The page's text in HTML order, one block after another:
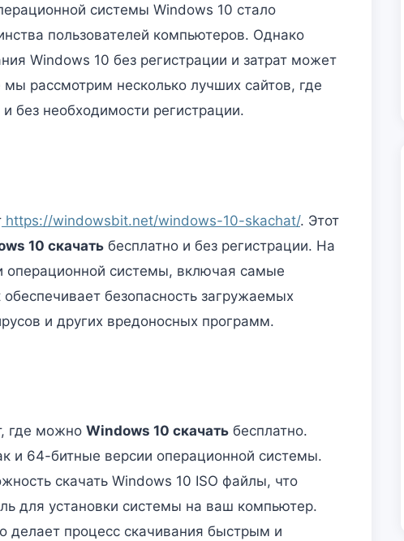
системы Windows 10 стало
пользователей компьютеров. Однако
Windows 10 без регистрации и затрат может
рассмотрим несколько лучших сайтов, где
и без необходимости регистрации.
https://windowsbit.net/windows-10-skachat/. Этот
10 скачать бесплатно и без регистрации. На
операционной системы, включая самые
безопасность загружаемых
и других вредоносных программ.
где можно Windows 10 скачать бесплатно.
и 64-битные версии операционной системы.
скачать Windows 10 ISO файлы, что
для установки системы на ваш компьютер.
делает процесс скачивания быстрым и